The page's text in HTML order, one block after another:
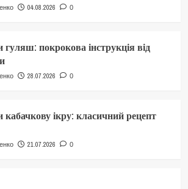
04.08.2026 0
покрокова інструкція від
28.07.2026 0
ікру: класичний рецепт
21.07.2026 0